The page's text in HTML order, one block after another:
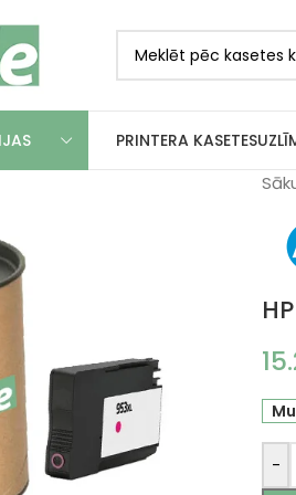
PRINTERA KASETES
-